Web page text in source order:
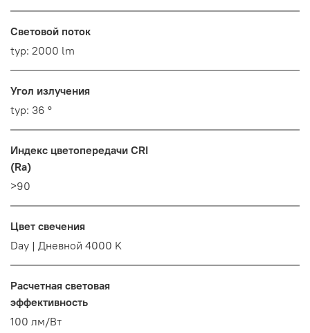
Световой поток
typ: 2000 lm
Угол излучения
typ: 36 °
Индекс цветопередачи CRI
(Ra)
>90
Цвет свечения
Day | Дневной 4000 K
Расчетная световая
эффективность
100 лм/Вт